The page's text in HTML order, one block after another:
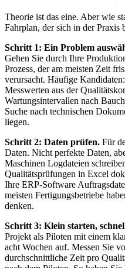
Theorie ist das eine. Aber wie
Fahrplan, der sich in der Praxis
Schritt 1: Ein Problem
Gehen Sie durch Ihre
Prozess, der am meisten Zeit
verursacht. Häufige
Messwerten aus der
Wartungsintervallen nach
Suche nach technischen
liegen.
Schritt 2: Daten prüfen. Für
Daten. Nicht perfekte Daten,
Maschinen Logdateien
Qualitätsprüfungen in Excel
Ihre ERP-Software
meisten Fertigungsbetriebe
denken.
Schritt 3: Klein starten,
Projekt als Piloten mit einem
acht Wochen auf. Messen Sie
durchschnittliche Zeit pro